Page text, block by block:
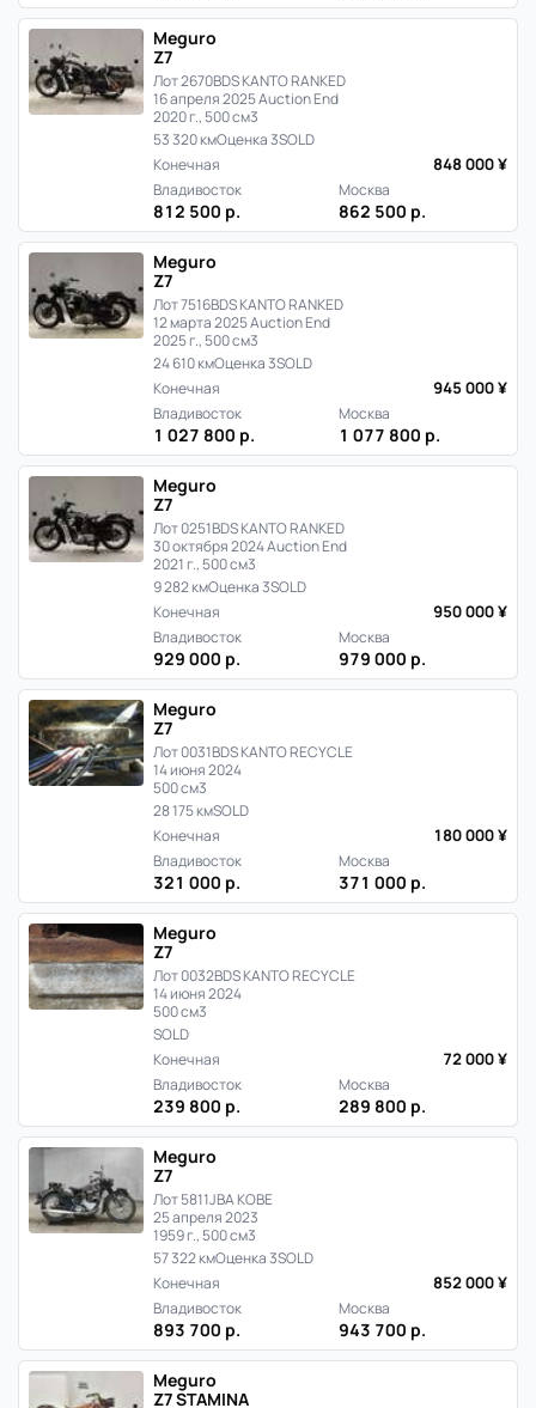
Meguro
Z7
Лот 2670BDS KANTO RANKED
16 апреля 2025 Auction End
2020 г., 500 см3
53 320 кмОценка 3SOLD
Конечная
848 000 ¥
Владивосток
812 500 р.
Москва
862 500 р.
Meguro
Z7
Лот 7516BDS KANTO RANKED
12 марта 2025 Auction End
2025 г., 500 см3
24 610 кмОценка 3SOLD
Конечная
945 000 ¥
Владивосток
1 027 800 р.
Москва
1 077 800 р.
Meguro
Z7
Лот 0251BDS KANTO RANKED
30 октября 2024 Auction End
2021 г., 500 см3
9 282 кмОценка 3SOLD
Конечная
950 000 ¥
Владивосток
929 000 р.
Москва
979 000 р.
Meguro
Z7
Лот 0031BDS KANTO RECYCLE
14 июня 2024
500 см3
28 175 кмSOLD
Конечная
180 000 ¥
Владивосток
321 000 р.
Москва
371 000 р.
Meguro
Z7
Лот 0032BDS KANTO RECYCLE
14 июня 2024
500 см3
SOLD
Конечная
72 000 ¥
Владивосток
239 800 р.
Москва
289 800 р.
Meguro
Z7
Лот 5811JBA KOBE
25 апреля 2023
1959 г., 500 см3
57 322 кмОценка 3SOLD
Конечная
852 000 ¥
Владивосток
893 700 р.
Москва
943 700 р.
Meguro
Z7 STAMINA